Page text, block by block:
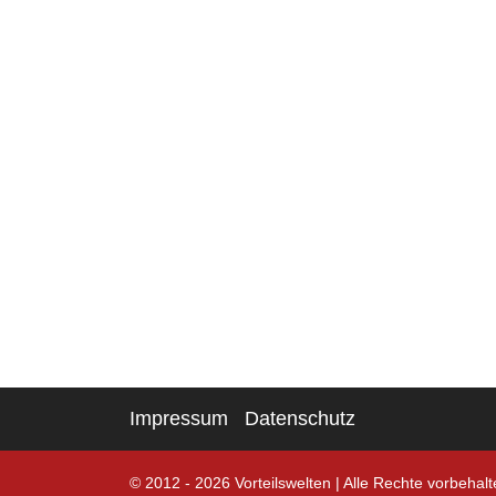
Impressum Datenschutz
© 2012 - 2026 Vorteilswelten | Alle Rechte